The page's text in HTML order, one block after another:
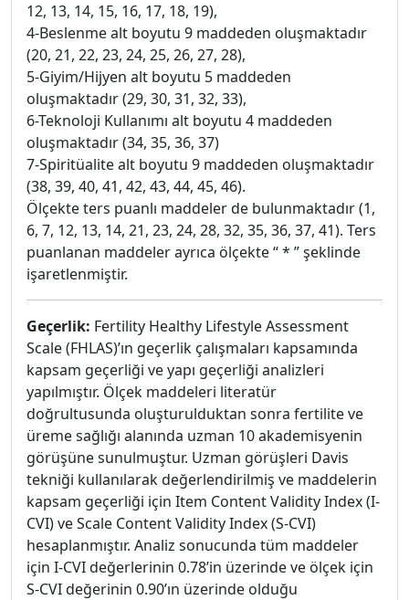
12, 13, 14, 15, 16, 17, 18, 19),
4-Beslenme alt boyutu 9 maddeden oluşmaktadır
(20, 21, 22, 23, 24, 25, 26, 27, 28),
5-Giyim/Hijyen alt boyutu 5 maddeden
oluşmaktadır (29, 30, 31, 32, 33),
6-Teknoloji Kullanımı alt boyutu 4 maddeden
oluşmaktadır (34, 35, 36, 37)
7-Spiritüalite alt boyutu 9 maddeden oluşmaktadır
(38, 39, 40, 41, 42, 43, 44, 45, 46).
Ölçekte ters puanlı maddeler de bulunmaktadır (1,
6, 7, 12, 13, 14, 21, 23, 24, 28, 32, 35, 36, 37, 41). Ters
puanlanan maddeler ayrıca ölçekte “ * ” şeklinde
işaretlenmiştir.
Geçerlik: Fertility Healthy Lifestyle Assessment
Scale (FHLAS)’ın geçerlik çalışmaları kapsamında
kapsam geçerliği ve yapı geçerliği analizleri
yapılmıştır. Ölçek maddeleri literatür
doğrultusunda oluşturulduktan sonra fertilite ve
üreme sağlığı alanında uzman 10 akademisyenin
görüşüne sunulmuştur. Uzman görüşleri Davis
tekniği kullanılarak değerlendirilmiş ve maddelerin
kapsam geçerliği için Item Content Validity Index (I-
CVI) ve Scale Content Validity Index (S-CVI)
hesaplanmıştır. Analiz sonucunda tüm maddeler
için I-CVI değerlerinin 0.78’in üzerinde ve ölçek için
S-CVI değerinin 0.90’ın üzerinde olduğu